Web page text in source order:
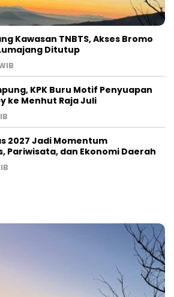
Kawasan TNBTS, Akses Bromo
Ditutup
KPK Buru Motif Penyuapan
ke Menhut Raja Juli
2027 Jadi Momentum
Pariwisata, dan Ekonomi Daerah